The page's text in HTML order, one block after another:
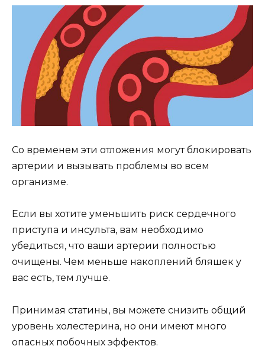
Со временем эти отложения могут блокировать
артерии и вызывать проблемы во всем
организме.
Если вы хотите уменьшить риск сердечного
приступа и инсульта, вам необходимо
убедиться, что ваши артерии полностью
очищены. Чем меньше накоплений бляшек у
вас есть, тем лучше.
Принимая статины, вы можете снизить общий
уровень холестерина, но они имеют много
опасных побочных эффектов.